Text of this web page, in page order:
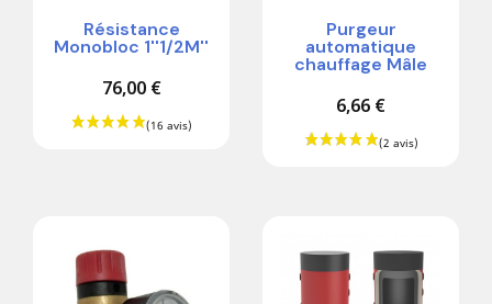
Résistance
Monobloc 1''1/2M''
76,00 €
Purgeur
automatique
chauffage Mâle
6,66 €